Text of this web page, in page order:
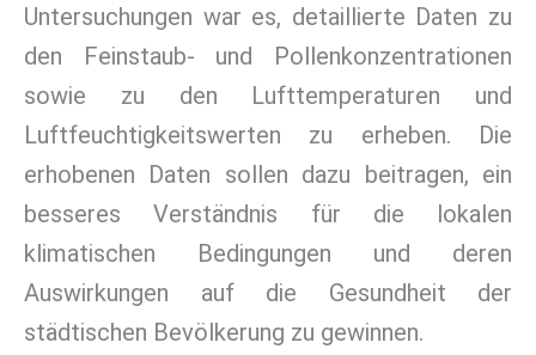
Untersuchungen war es, detaillierte Daten zu
den Feinstaub- und Pollenkonzentrationen
sowie zu den Lufttemperaturen und
Luftfeuchtigkeitswerten zu erheben. Die
erhobenen Daten sollen dazu beitragen, ein
besseres Verständnis für die lokalen
klimatischen Bedingungen und deren
Auswirkungen auf die Gesundheit der
städtischen Bevölkerung zu gewinnen.